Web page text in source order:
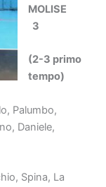
MOLISE
3
(2-3 primo
tempo)
Palumbo,
Daniele,
Spina, La